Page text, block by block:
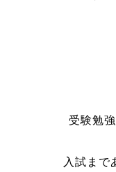
受験勉
入試まで